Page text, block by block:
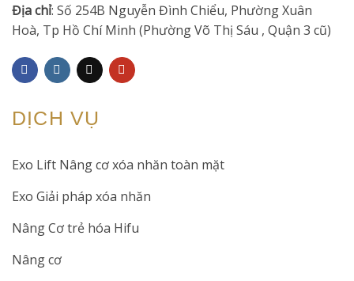
Địa chỉ: Số 254B Nguyễn Đình Chiểu, Phường Xuân
Hoà, Tp Hồ Chí Minh (Phường Võ Thị Sáu , Quận 3 cũ)
DỊCH VỤ
Exo Lift Nâng cơ xóa nhăn toàn mặt
Exo Giải pháp xóa nhăn
Nâng Cơ trẻ hóa Hifu
Nâng cơ